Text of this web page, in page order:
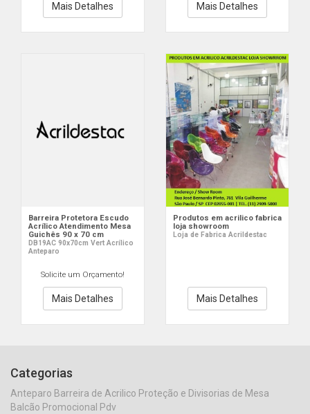
Mais Detalhes Mais Detalhes
Barreira Protetora Escudo
Acrílico Atendimento Mesa
Guichês 90 x 70 cm
DB19AC 90x70cm Vert Acrílico
Anteparo
Solicite um Orçamento!
Mais Detalhes
Produtos em acrilico fabrica
loja showroom
Loja de Fabrica Acrildestac
Mais Detalhes
Categorias
Anteparo Barreira de Acrilico Proteção e Divisorias de Mesa
Balcão Promocional Pdv